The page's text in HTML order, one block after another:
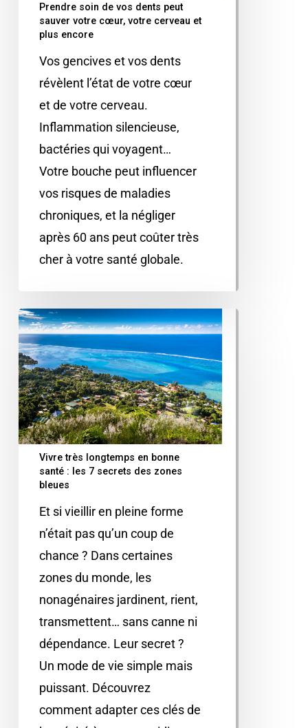
Prendre soin de vos dents peut
sauver votre cœur, votre cerveau et
plus encore
Vos gencives et vos dents
révèlent l’état de votre cœur
et de votre cerveau.
Inflammation silencieuse,
bactéries qui voyagent…
Votre bouche peut influencer
vos risques de maladies
chroniques, et la négliger
après 60 ans peut coûter très
cher à votre santé globale.
Vivre très longtemps en bonne
santé : les 7 secrets des zones
bleues
Et si vieillir en pleine forme
n’était pas qu’un coup de
chance ? Dans certaines
zones du monde, les
nonagénaires jardinent, rient,
transmettent… sans canne ni
dépendance. Leur secret ?
Un mode de vie simple mais
puissant. Découvrez
comment adapter ces clés de